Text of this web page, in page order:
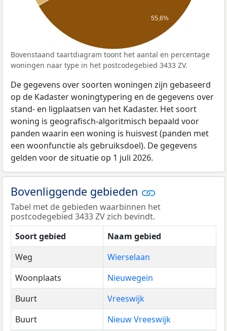
55,6%
Bovenstaand taartdiagram toont het aantal en percentage
woningen naar type in het postcodegebied 3433 ZV.
De gegevens over soorten woningen zijn gebaseerd
op de Kadaster woningtypering en de gegevens over
stand- en ligplaatsen van het Kadaster. Het soort
woning is geografisch-algoritmisch bepaald voor
panden waarin een woning is huisvest (panden met
een woonfunctie als gebruiksdoel). De gegevens
gelden voor de situatie op 1 juli 2026.
Bovenliggende gebieden
Tabel met de gebieden waarbinnen het
postcodegebied 3433 ZV zich bevindt.
Soort gebied
Naam gebied
Weg
Wierselaan
Woonplaats
Nieuwegein
Buurt
Vreeswijk
Buurt
Nieuw Vreeswijk